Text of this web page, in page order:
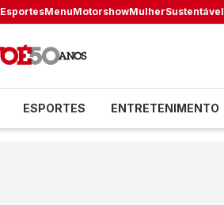
EsportesMenuMotorshowMulherSustentável
ESPORTES ENTRETENIMENTO